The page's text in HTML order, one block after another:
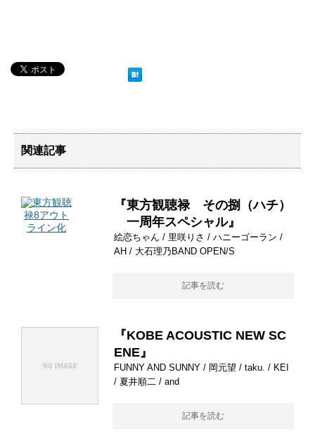
関連記事
『東方観聴禄 その捌（ハチ）
一周年スペシャル』
絵恋ちゃん / 里咲りさ / ハニーゴーラン /
AH / 大石理乃BAND OPEN/S
記事を読む
『KOBE ACOUSTIC NEW SC
ENE』
FUNNY AND SUNNY / 岡元望 / taku. / KEI
/ 夏井順二 / and
記事を読む